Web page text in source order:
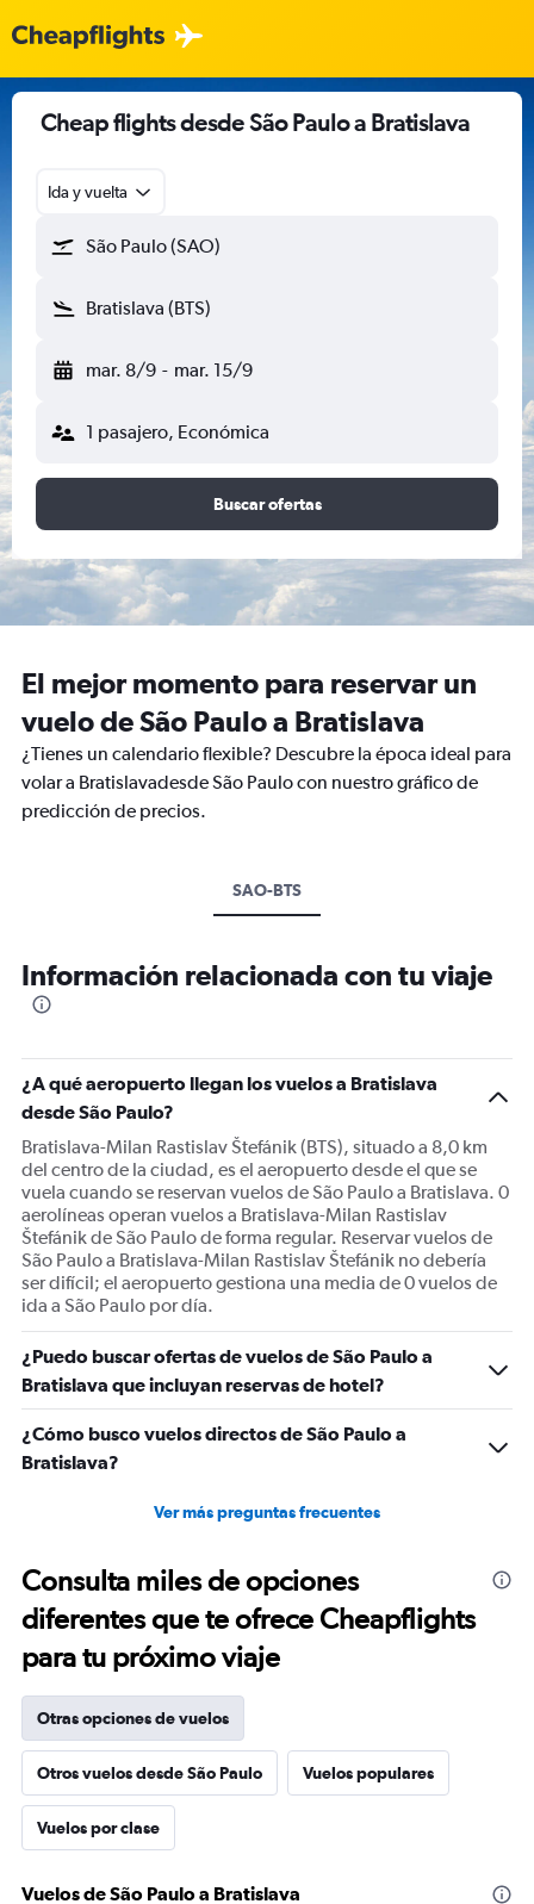
Cheap flights desde São Paulo a Bratislava
Ida y vuelta
São Paulo (SAO)
Bratislava (BTS)
mar. 8/9 - mar. 15/9
1 pasajero, Económica
Buscar ofertas
El mejor momento para reservar un
vuelo de São Paulo a Bratislava
¿Tienes un calendario flexible? Descubre la época ideal para
volar a Bratislavadesde São Paulo con nuestro gráfico de
predicción de precios.
SAO-BTS
Información relacionada con tu viaje
¿A qué aeropuerto llegan los vuelos a Bratislava
desde São Paulo?
Bratislava-Milan Rastislav Štefánik (BTS), situado a 8,0 km
del centro de la ciudad, es el aeropuerto desde el que se
vuela cuando se reservan vuelos de São Paulo a Bratislava. 0
aerolíneas operan vuelos a Bratislava-Milan Rastislav
Štefánik de São Paulo de forma regular. Reservar vuelos de
São Paulo a Bratislava-Milan Rastislav Štefánik no debería
ser difícil; el aeropuerto gestiona una media de 0 vuelos de
ida a São Paulo por día.
¿Puedo buscar ofertas de vuelos de São Paulo a
Bratislava que incluyan reservas de hotel?
¿Cómo busco vuelos directos de São Paulo a
Bratislava?
Ver más preguntas frecuentes
Consulta miles de opciones
diferentes que te ofrece Cheapflights
para tu próximo viaje
Otras opciones de vuelos
Otros vuelos desde São Paulo Vuelos populares
Vuelos por clase
Vuelos de São Paulo a Bratislava